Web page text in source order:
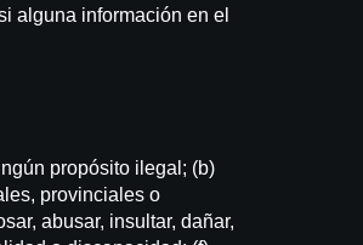
alguna información en el
propósito ilegal; (b)
provinciales o
abusar, insultar, dañar,